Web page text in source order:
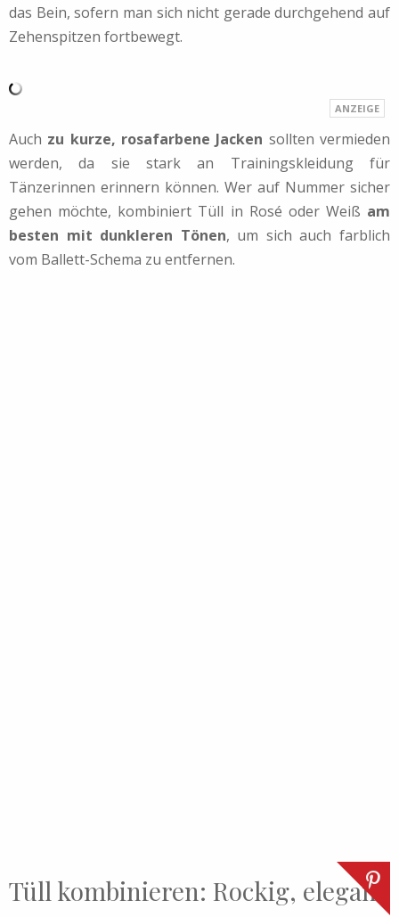
das Bein, sofern man sich nicht gerade durchgehend auf
Zehenspitzen fortbewegt.
Auch zu kurze, rosafarbene Jacken sollten vermieden
werden, da sie stark an Trainingskleidung für
Tänzerinnen erinnern können. Wer auf Nummer sicher
gehen möchte, kombiniert Tüll in Rosé oder Weiß am
besten mit dunkleren Tönen, um sich auch farblich
vom Ballett-Schema zu entfernen.
Tüll kombinieren: Rockig, elegant